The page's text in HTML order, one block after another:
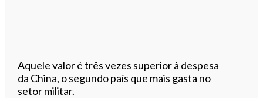
Aquele valor é três vezes superior à despesa
da China, o segundo país que mais gasta no
setor militar.